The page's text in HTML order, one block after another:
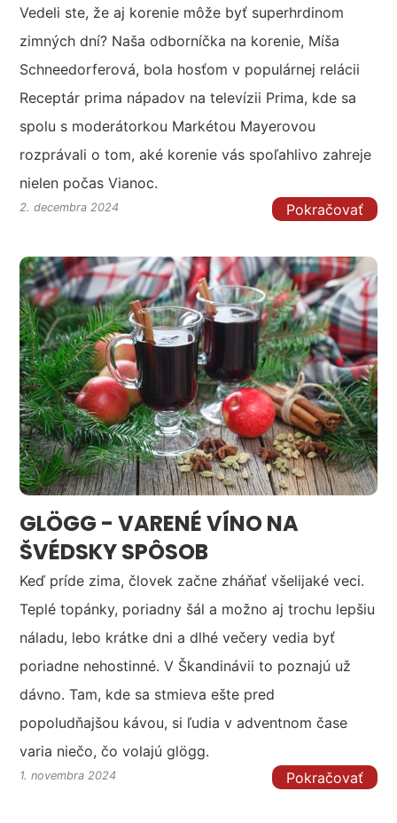
2. decembra 2024
Vedeli ste, že aj korenie môže byť superhrdinom
zimných dní? Naša odborníčka na korenie, Míša
Schneedorferová, bola hosťom v populárnej relácii
Receptár prima nápadov na televízii Prima, kde sa
spolu s moderátorkou Markétou Mayerovou
rozprávali o tom, aké korenie vás spoľahlivo zahreje
nielen počas Vianoc.
Pokračovať
1. novembra 2024
GLÖGG - VARENÉ VÍNO NA
ŠVÉDSKY SPÔSOB
Keď príde zima, človek začne zháňať všelijaké veci.
Teplé topánky, poriadny šál a možno aj trochu lepšiu
náladu, lebo krátke dni a dlhé večery vedia byť
poriadne nehostinné. V Škandinávii to poznajú už
dávno. Tam, kde sa stmieva ešte pred
popoludňajšou kávou, si ľudia v adventnom čase
varia niečo, čo volajú glögg.
Pokračovať